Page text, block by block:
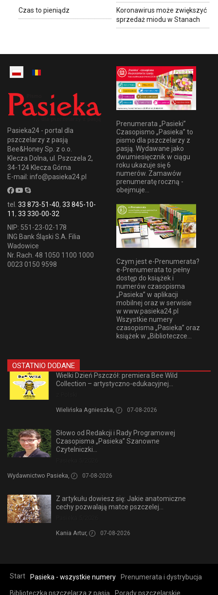
Czas to pieniądz
Koronawirus może zwiększyć
sprzedaż miodu w Stanach
Pasieka24 - portal dla
pszczelarzy z pasją
Bee&Honey Sp. z o.o.
Klecza Dolna, ul. Pszczela 2,
34-124 Klecza Górna
E-mail: info@pasieka24.pl
tel. 33 873-51-40, 33 845-10-
11, 33 330-00-32
NIP: 551-23-02-178
ING Bank Śląski S.A. Filia
Wadowice
Nr. Rach. 48 1050 1100 1000
0023 0150 9598
Prenumerata „Pasieki”
Czasopismo „Pasieka” to
pismo dla pszczelarzy z
pasją. Wydawane jako
dwumiesięcznik w ciągu
roku ukazuje się 6
numerów. Zamawów
prenumeratę roczną -
obejmuje...
Czym jest e-Prenumerata?
e-Prenumerata to pełny
dostęp do książek i
numerów czasopisma
„Pasieka” w aplikacji
mobilnej oraz w serwisie
w www.pasieka24.pl
Wszystkie numery
czasopisma „Pasieka” oraz
książek w „Biblioteczce...
OSTATNIO DODANE
Wielki Dzień Pszczół: premiera Bee Wild
Collection – artystyczno-edukacyjnej...
Wielińska Agnieszka, 07-08-2026
Słowo od Redakcji i Rady Programowej
Czasopisma „Pasieka” Szanowne
Czytelniczki...
Wydawnictwo Pasieka, 07-08-2026
Z artykułu dowiesz się: Jakie anatomiczne
cechy pozwalają matce pszczelej...
Kania Artur, 07-08-2026
Start Pasieka - wszystkie numery Prenumerata i dystrybucja
Biblioteczka pszczelarza z pasją Porady pszczelarskie